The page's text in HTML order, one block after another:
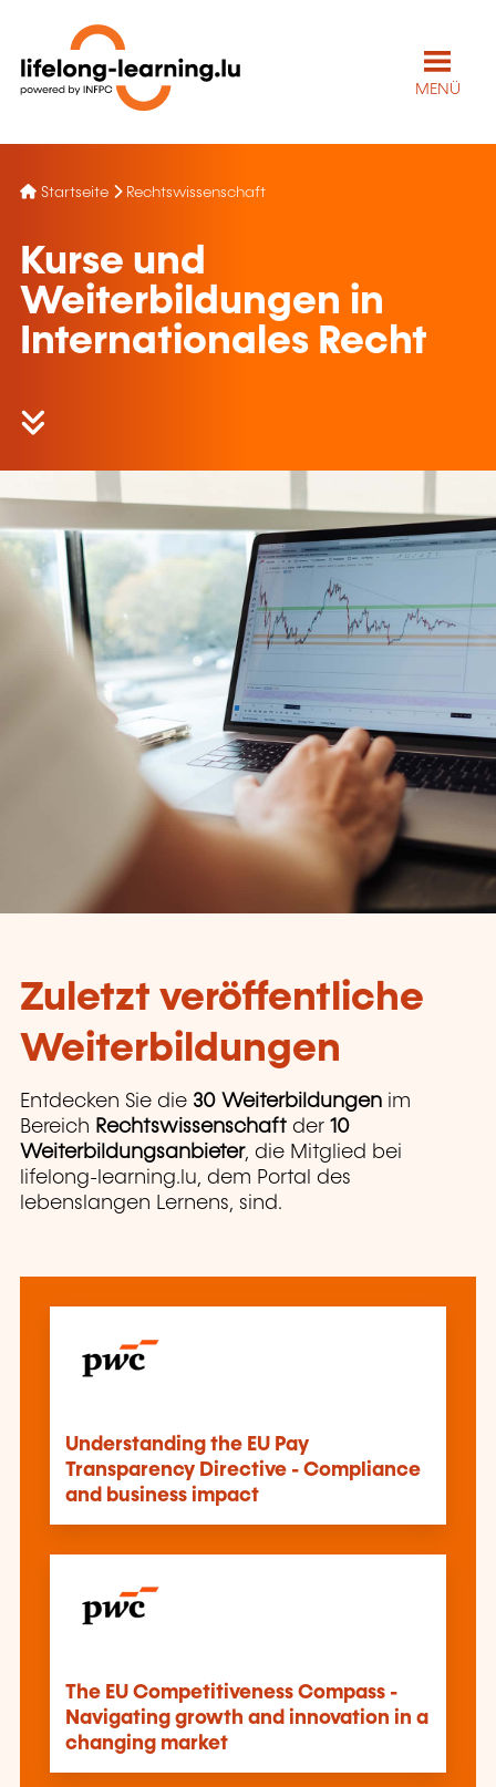
MENÜ
Startseite Rechtswissenschaft
Kurse und
Weiterbildungen in
Internationales Recht
Zuletzt veröffentliche
Weiterbildungen
Entdecken Sie die 30 Weiterbildungen im
Bereich Rechtswissenschaft der 10
Weiterbildungsanbieter, die Mitglied bei
lifelong-learning.lu, dem Portal des
lebenslangen Lernens, sind.
Understanding the EU Pay
Transparency Directive - Compliance
and business impact
The EU Competitiveness Compass -
Navigating growth and innovation in a
changing market